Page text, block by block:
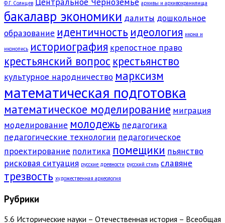
Ф.Г. Солнцев
архивы и архивохранилища
бакалавр экономики далиты дошкольное
образование идентичность идеология икона и
иконопись историография крепостное право
крестьянский вопрос крестьянство
культурное народничество марксизм
математическая подготовка
математическое моделирование миграция
моделирование молодежь педагогика
педагогические технологии педагогическое
проектирование политика помещики пьянство
рисковая ситуация русские древности русский стиль славяне
трезвость художественная археология
Рубрики
5.6 Исторические науки – Отечественная история – Всеобщая